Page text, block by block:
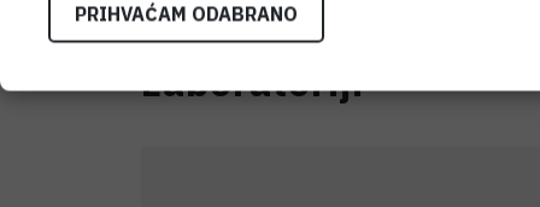
Laboratoriji
PRIHVAĆAM ODABRANO